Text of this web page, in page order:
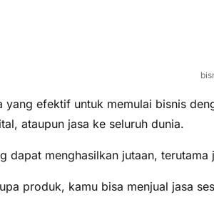
yang efektif untuk memulai bisnis
ataupun jasa ke seluruh dunia.
dapat menghasilkan jutaan,
produk, kamu bisa menjual jasa